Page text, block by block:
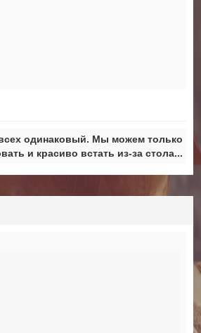
одинаковый. Мы можем только
и красиво встать из-за стола...